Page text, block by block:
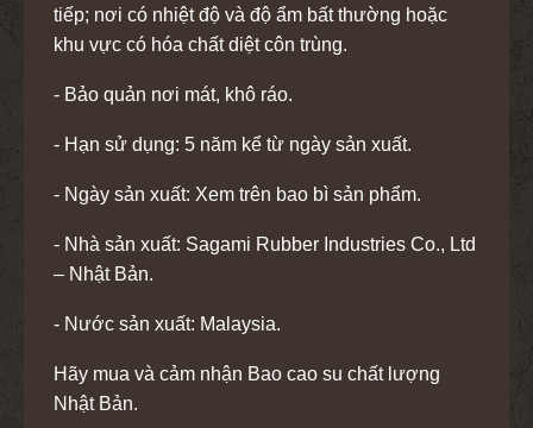
tiếp; nơi có nhiệt độ và độ ẩm bất thường hoặc
khu vực có hóa chất diệt côn trùng.
- Bảo quản nơi mát, khô ráo.
- Hạn sử dụng: 5 năm kể từ ngày sản xuất.
- Ngày sản xuất: Xem trên bao bì sản phẩm.
- Nhà sản xuất: Sagami Rubber Industries Co., Ltd
– Nhật Bản.
- Nước sản xuất: Malaysia.
Hãy mua và cảm nhận Bao cao su chất lượng
Nhật Bản.